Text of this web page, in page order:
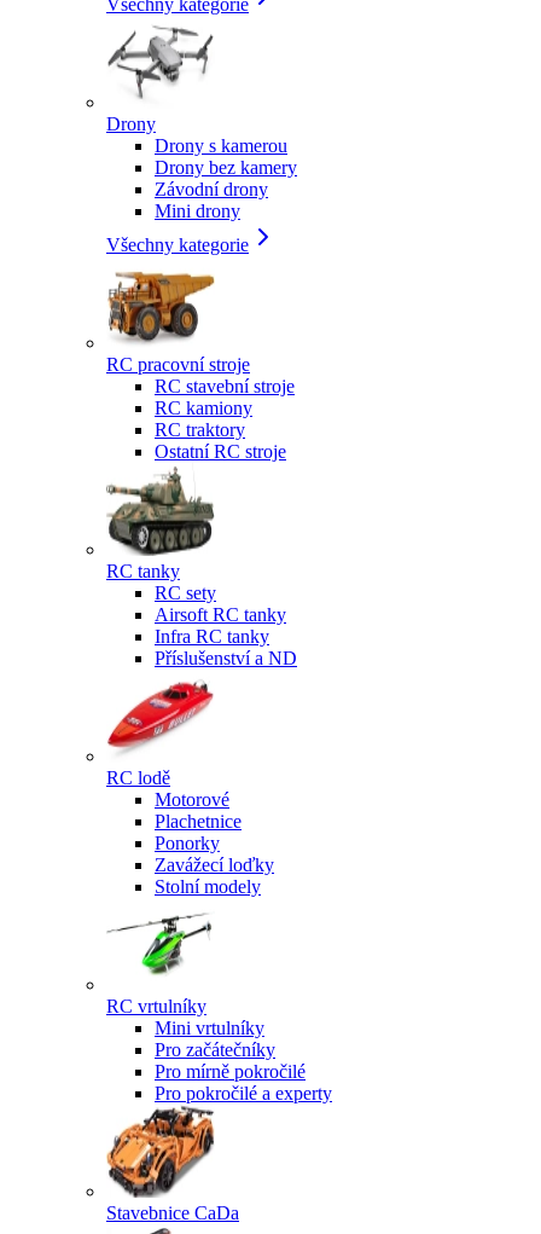
Všechny kategorie
Drony
Drony s kamerou
Drony bez kamery
Závodní drony
Mini drony
Všechny kategorie
RC pracovní stroje
RC stavební stroje
RC kamiony
RC traktory
Ostatní RC stroje
RC tanky
RC sety
Airsoft RC tanky
Infra RC tanky
Příslušenství a ND
RC lodě
Motorové
Plachetnice
Ponorky
Zavážecí loďky
Stolní modely
RC vrtulníky
Mini vrtulníky
Pro začátečníky
Pro mírně pokročilé
Pro pokročilé a experty
Stavebnice CaDa